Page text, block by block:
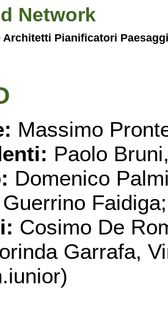
Architetti Pianificatori
Massimo
Paolo
Domenico
Guerrino Faidiga;
Cosimo De
Garrafa,